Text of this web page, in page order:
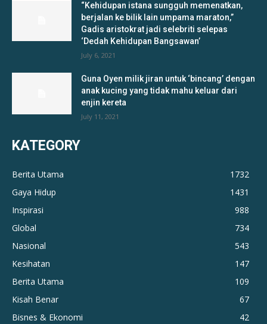
“Kehidupan istana sungguh memenatkan,
berjalan ke bilik lain umpama maraton,”
Gadis aristokrat jadi selebriti selepas
‘Dedah Kehidupan Bangsawan’
July 6, 2021
Guna Oyen milik jiran untuk ‘bincang’ dengan
anak kucing yang tidak mahu keluar dari
enjin kereta
July 11, 2021
KATEGORY
Berita Utama
1732
Gaya Hidup
1431
Inspirasi
988
Global
734
Nasional
543
Kesihatan
147
Berita Utama
109
Kisah Benar
67
Bisnes & Ekonomi
42